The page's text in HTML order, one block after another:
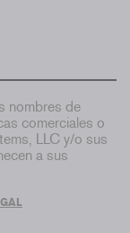
nombres de
comerciales o
LLC y/o sus
a sus